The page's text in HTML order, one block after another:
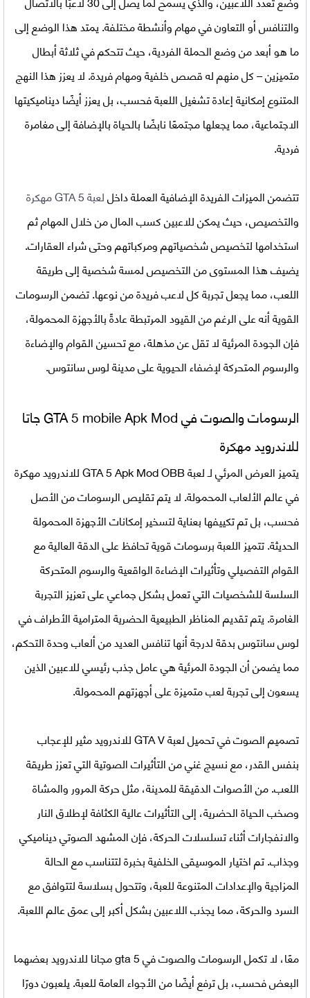
والتنافس أو التعاون في مهام وأنشطة مختلفة. يمتد هذا الوضع إلى
ما هو أبعد من وضع الحملة الفردية، حيث تتحكم في ثلاثة أبطال
متميزين – كل منهم له قصص خلفية ومهام فريدة. لا يعزز هذا النهج
المتنوع إمكانية إعادة تشغيل اللعبة فحسب، بل يعزز أيضًا ديناميكيتها
الاجتماعية، مما يجعلها مجتمعًا نابضًا بالحياة بالإضافة إلى مغامرة
فردية.
تتضمن الميزات الفريدة الإضافية العملة داخللعبة GTA 5 مهكرة
والتخصيص، حيث يمكن للاعبين كسب المال من خلال المهام ثم
استخدامها لتخصيص شخصياتهم ومركباتهم وحتى شراء العقارات.
يضيف هذا المستوى من التخصيص لمسة شخصية إلى طريقة
اللعب، مما يجعل تجربة كل لاعب فريدة من نوعها. تضمن الرسومات
القوية أنه على الرغم من القيود المرتبطة عادةً بالأجهزة المحمولة،
فإن الجودة المرئية لا تقل عن مذهلة، مع تحسين القوام والإضاءة
والرسوم المتحركة لإضفاء الحيوية على مدينة لوس سانتوس.
الرسومات والصوت في GTA 5 mobile Apk Mod جاتا
للاندرويد مهكرة
يتميز العرض المرئي لـلعبة GTA 5 Apk Mod OBB للاندرويد مهكرة
في عالم الألعاب المحمولة. لا يتم تقليص الرسومات من الأصل
فحسب، بل تم تكييفها بعناية لتسخير إمكانات الأجهزة المحمولة
الحديثة. تتميز اللعبة برسومات قوية تحافظ على الدقة العالية مع
القوام التفصيلي وتأثيرات الإضاءة الواقعية والرسوم المتحركة
السلسة للشخصيات التي تعمل بشكل جماعي على تعزيز التجربة
الغامرة. يتم تقديم المناظر الطبيعية الحضرية المترامية الأطراف في
لوس سانتوس بدقة لدرجة أنها تنافس العديد من ألعاب وحدة التحكم،
مما يضمن أن الجودة المرئية هي عامل جذب رئيسي للاعبين الذين
يسعون إلى تجربة لعب متميزة على أجهزتهم المحمولة.
تصميم الصوت فيتحميل لعبة GTA V للاندرويد
مثير للإعجاب
بنفس القدر، مع نسيج غني من التأثيرات الصوتية التي تعزز طريقة
اللعب. من الأصوات الدقيقة للمدينة، مثل حركة المرور والمشاة
وصخب الحياة الحضرية، إلى التأثيرات عالية الكثافة لإطلاق النار
والانفجارات أثناء تسلسلات الحركة، فإن المشهد الصوتي ديناميكي
وجذاب. تم اختيار الموسيقى الخلفية بخبرة لتتناسب مع الحالة
المزاجية والإعدادات المتنوعة للعبة، وتتحول بسلاسة لتتوافق مع
السرد والحركة، مما يجذب اللاعبين بشكل أكبر إلى عمق عالم اللعبة.
معًا، لا تكمل الرسومات والصوت فيgta 5 مجانا للاندرويد
بعضهما
البعض فحسب، بل ترفع أيضًا من الأجواء العامة للعبة. يلعبون دورًا